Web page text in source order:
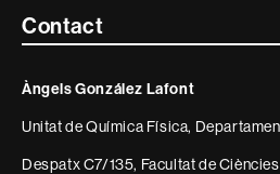
Contacte
informació
legal
Contact
Àngels González Lafont
Unitat de Química Física,
Despatx C7/135, Facultat de